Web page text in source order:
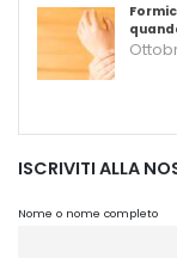
ISCRIVITI ALLA
Nome o nome completo